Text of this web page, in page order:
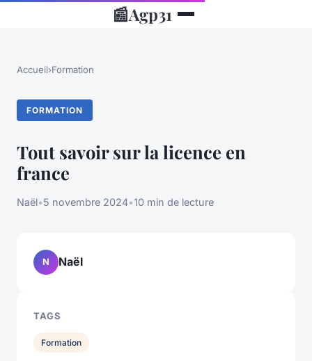
📰Agp31
Accueil›Formation
FORMATION
Tout savoir sur la licence en
france
Naël•5 novembre 2024•10 min de lecture
N Naël
TAGS
Formation